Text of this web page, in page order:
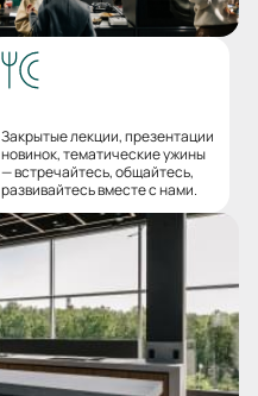
Закрытые лекции, презентации
новинок, тематические ужины
— встречайтесь, общайтесь,
развивайтесь вместе с нами.